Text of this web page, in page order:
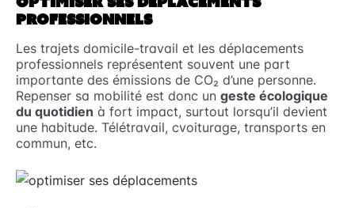
PROFESSIONNELS
Les trajets domicile-travail et les déplacements
professionnels représentent souvent une part
importante des émissions de CO₂ d’une personne.
Repenser sa mobilité est donc un geste écologique
du quotidien à fort impact, surtout lorsqu’il devient
une habitude. Télétravail, cvoiturage, transports en
commun, etc.